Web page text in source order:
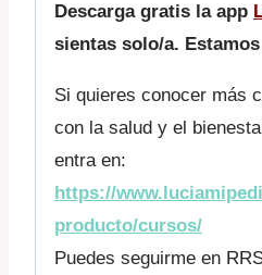
Descarga gratis la app
sientas solo/a.
Si quieres conocer más
con la salud y el
entra en:
https://
producto/cursos/
Puedes seguirme en